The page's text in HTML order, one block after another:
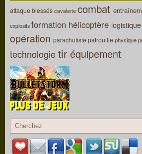
attaqueblesséscavaleriecombat
explosifs formation hélicoptère logistique
opération parachutiste patrouille physique
technologietir équipement